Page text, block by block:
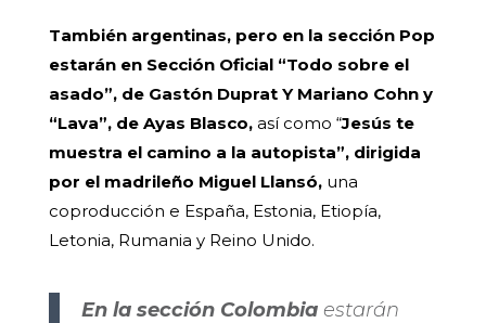
También argentinas, pero en la sección Pop
estarán en Sección Oficial “Todo sobre el
asado”, de Gastón Duprat Y Mariano Cohn y
“Lava”, de Ayas Blasco,así como “Jesús te
muestra el camino a la autopista”, dirigida
por el madrileño Miguel Llansó,una
coproducción e España, Estonia, Etiopía,
Letonia, Rumania y Reino Unido.
En la sección Colombiaestarán